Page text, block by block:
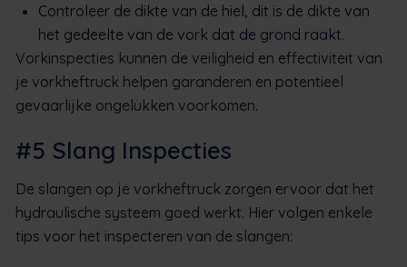
Controleer de dikte van de hiel, dit is de dikte van
het gedeelte van de vork dat de grond raakt.
Vorkinspecties kunnen de veiligheid en effectiviteit van
je vorkheftruck helpen garanderen en potentieel
gevaarlijke ongelukken voorkomen.
#5 Slang Inspecties
De slangen op je vorkheftruck zorgen ervoor dat het
hydraulische systeem goed werkt. Hier volgen enkele
tips voor het inspecteren van de slangen: